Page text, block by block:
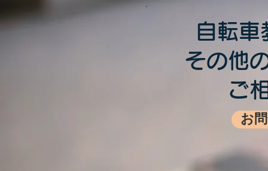
夏季限定：トワイライトレッ
スンを始めます（2026年7
自転車
その他
ご
お